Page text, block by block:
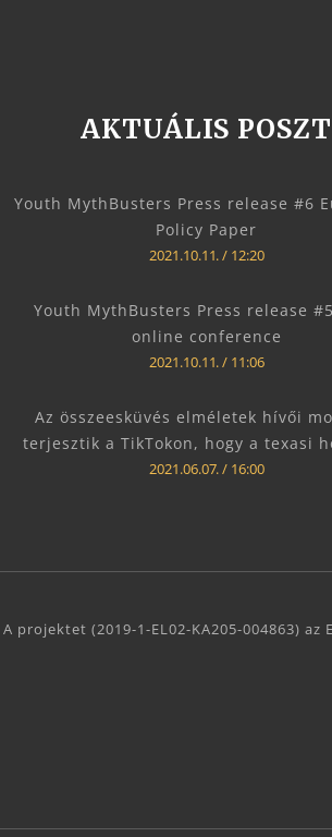
AKTUÁLIS POSZT
Youth MythBusters Press release #6
Policy Paper
2021.10.11. 12:20
Youth MythBusters Press release
online conference
2021.10.11. 11:06
Az összeesküvés elméletek hívői
terjesztik a TikTokon, hogy a texasi
2021.06.07. 16:00
A projektet (2019-1-EL02-KA205-004863)